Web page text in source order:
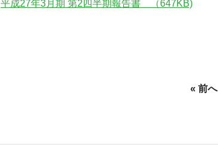
平成27年3月期 第2四半期報告書 （647KB)
« 前へ